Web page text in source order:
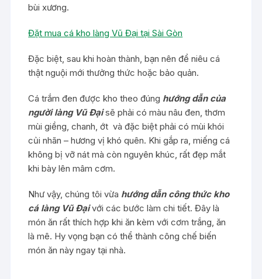
bùi xương.
Đặt mua cá kho làng Vũ Đại tại Sài Gòn
Đặc biệt, sau khi hoàn thành, bạn nên để niêu cá
thật nguội mới thưởng thức hoặc bảo quản.
Cá trắm đen được kho theo đúng hướng dẫn của
người làng Vũ Đạisẽ phải có màu nâu đen, thơm
mùi giềng, chanh, ớt và đặc biệt phải có mùi khói
củi nhãn – hương vị khó quên. Khi gắp ra, miếng cá
không bị vỡ nát mà còn nguyên khúc, rất đẹp mắt
khi bày lên mâm cơm.
Như vậy, chúng tôi vừa hướng dẫn công thức kho
cá làng Vũ Đạivới các bước làm chi tiết. Đây là
món ăn rất thích hợp khi ăn kèm với cơm trắng, ăn
là mê. Hy vọng bạn có thể thành công chế biến
món ăn này ngay tại nhà.